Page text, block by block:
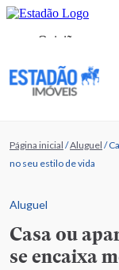
Página inicial /Aluguel /
no seu estilo de vida
Aluguel
Casa ou
se encaixa